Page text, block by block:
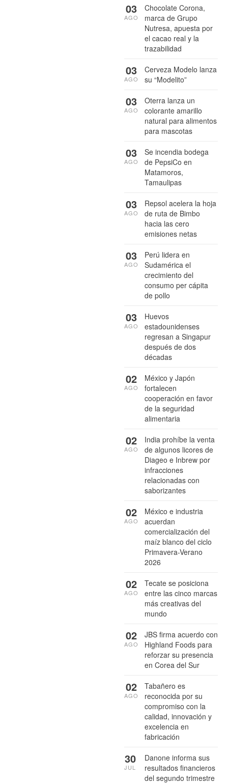
Chocolate Corona,
marca de Grupo
Nutresa, apuesta por
el cacao real y la
trazabilidad
03
AGO
Cerveza Modelo lanza
su “Modelito”
03
AGO
Oterra lanza un
colorante amarillo
natural para alimentos
para mascotas
03
AGO
Se incendia bodega
de PepsiCo en
Matamoros,
Tamaulipas
03
AGO
Repsol acelera la hoja
de ruta de Bimbo
hacia las cero
emisiones netas
03
AGO
Perú lidera en
Sudamérica el
crecimiento del
consumo per cápita
de pollo
03
AGO
Huevos
estadounidenses
regresan a Singapur
después de dos
décadas
03
AGO
México y Japón
fortalecen
cooperación en favor
de la seguridad
alimentaria
02
AGO
India prohíbe la venta
de algunos licores de
Diageo e Inbrew por
infracciones
relacionadas con
saborizantes
02
AGO
México e industria
acuerdan
comercialización del
maíz blanco del ciclo
Primavera-Verano
2026
02
AGO
Tecate se posiciona
entre las cinco marcas
más creativas del
mundo
02
AGO
JBS firma acuerdo con
Highland Foods para
reforzar su presencia
en Corea del Sur
02
AGO
Tabañero es
reconocida por su
compromiso con la
calidad, innovación y
excelencia en
fabricación
02
AGO
Danone informa sus
resultados financieros
del segundo trimestre
30
JUL